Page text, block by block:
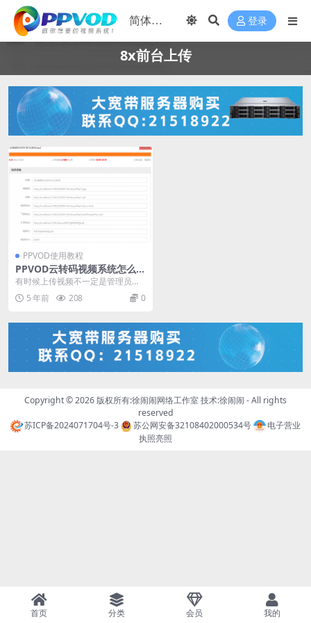
登录
8x前台上传
PPVOD使用教程
PPVOD云转码视频系统怎么实
现前台上传功能
有时候上传视频不一定是管理员在
操作，如果把管理后台给全部人开
放，可能会有些管理方...
5 年前 208 0
Copyright © 2026 版权所有:徐闹闹网络工作室 技术:徐闹闹 - All rights
reserved
苏ICP备2024071704号-3
苏公网安备32108402000534号
电子营业
执照亮照
首页 分类 会员 我的